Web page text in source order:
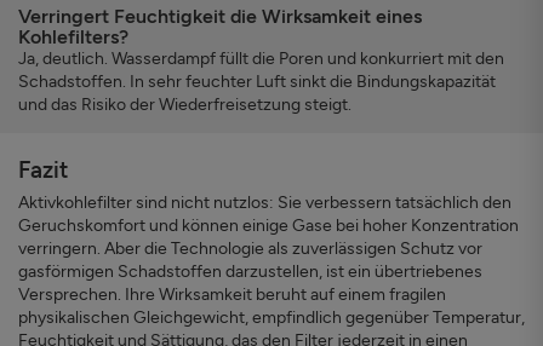
Verringert Feuchtigkeit die Wirksamkeit eines
Kohlefilters?
Ja, deutlich. Wasserdampf füllt die Poren und konkurriert mit den
Schadstoffen. In sehr feuchter Luft sinkt die Bindungskapazität
und das Risiko der Wiederfreisetzung steigt.
Fazit
Aktivkohlefilter sind nicht nutzlos: Sie verbessern tatsächlich den
Geruchskomfort und können einige Gase bei hoher Konzentration
verringern. Aber die Technologie als zuverlässigen Schutz vor
gasförmigen Schadstoffen darzustellen, ist ein übertriebenes
Versprechen. Ihre Wirksamkeit beruht auf einem fragilen
physikalischen Gleichgewicht, empfindlich gegenüber Temperatur,
Feuchtigkeit und Sättigung, das den Filter jederzeit in einen